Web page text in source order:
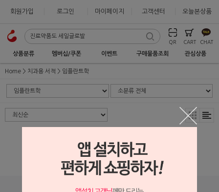
회원가입 로그인 마이페이지 고객센터 오늘본상품
QR CART CHAT
상품분류 멤버십/쿠폰 이벤트 구매물품조회 관심상품
Home 치과용 서적 임플란트학
상품 준비중 입니다.